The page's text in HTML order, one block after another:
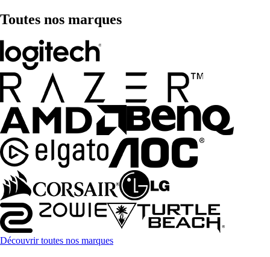
Toutes nos marques
Découvrir toutes nos marques